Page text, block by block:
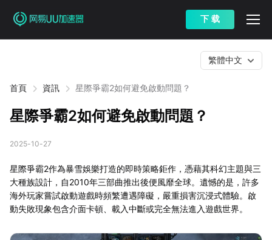
下 载
首頁 資訊 星際爭霸2如何避免啟動問題？
繁體中文
星際爭霸2如何避免啟動問題？
2025-10-27
星際爭霸2作為暴雪娛樂打造的即時策略鉅作，憑藉其科幻主題與三
大種族設計，自2010年三部曲推出後便風靡全球。遺憾的是，許多
海外玩家嘗試啟動遊戲時頻繁遭遇障礙，嚴重損害沉浸式體驗。啟
動失敗現象包含介面卡頓、載入中斷或完全無法進入遊戲世界。